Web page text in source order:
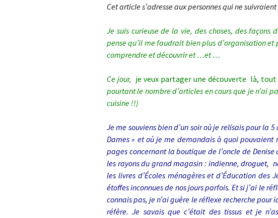
j’utilise.
Cet article s’adresse aux personnes qui ne
Je suis curieuse de la vie, des choses, des façons
pense qu’il me faudrait bien plus d’organisation
comprendre et découvrir et …et …
Ce jour, je veux partager une découverte là,
pourtant le nombre d’articles en cours que je n’ai
cuisine !!)
Je me souviens bien d’un soir où je relisais pour la
Dames » et où je me demandais à quoi pouvaient
pages concernant la boutique de l’oncle de
les rayons du grand magasin : indienne, droguet,
les livres d’Écoles ménagères et d’Éducation des
étoffes inconnues de nos jours parfois. Et si j’ai le
connais pas, je n’ai guère le réflexe recherche
réfère. Je savais que c’était des tissus et je